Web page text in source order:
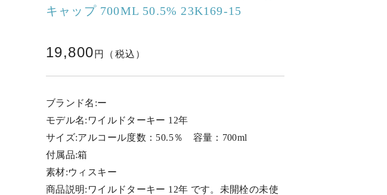
キャップ 700ML 50.5% 23K169-15
19,800
ブランド名:ー
モデル名:ワイルドターキー 12年
サイズ:アルコール度数：50.5％ 容量：700ml
付属品:箱
素材:ウィスキー
商品説明:ワイルドターキー 12年 です。未開栓の未使